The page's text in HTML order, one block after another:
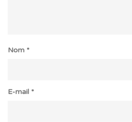
Nom *
E-mail *